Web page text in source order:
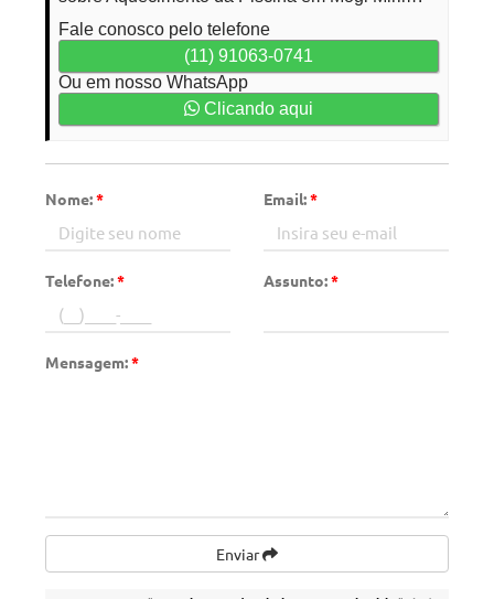
Fale conosco pelo telefone
(11) 91063-0741
Ou em nosso WhatsApp
Clicando aqui
Nome:* Email:*
Telefone:* Assunto:*
Mensagem:*
Enviar